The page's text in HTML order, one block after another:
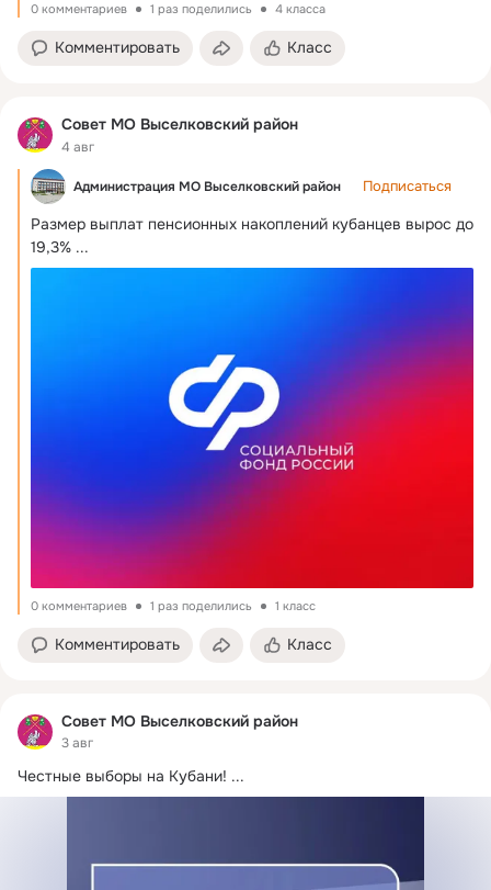
0 комментариев 1 раз поделились 4 класса
Комментировать Класс
Совет МО Выселковский район
4 авг
Администрация МО Выселковский район Подписаться
Размер выплат пенсионных накоплений кубанцев вырос до
19,3% ...
0 комментариев 1 раз поделились 1 класс
Комментировать Класс
Совет МО Выселковский район
3 авг
Честные выборы на Кубани! ...